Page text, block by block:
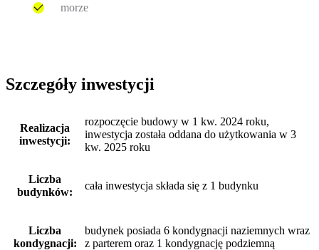
morze
Szczegóły inwestycji
Realizacja
inwestycji:
rozpoczęcie budowy w 1 kw. 2024 roku,
inwestycja została oddana do użytkowania w 3
kw. 2025 roku
Liczba
budynków:
cała inwestycja składa się z 1 budynku
Liczba
kondygnacji:
budynek posiada 6 kondygnacji naziemnych wraz
z parterem oraz 1 kondygnację podziemną